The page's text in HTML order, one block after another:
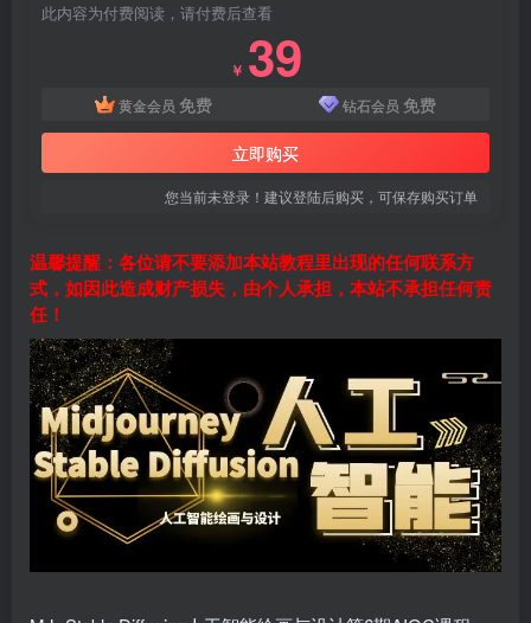
此内容为付费阅读，请付费后查看
￥ 39
黄金会员 免费 钻石会员 免费
立即购买
您当前未登录！建议登陆后购买，可保存购买订单
温馨提醒：各位请不要添加本站教程里出现的任何联系方
式，如因此造成财产损失，由个人承担，本站不承担任何责
任！